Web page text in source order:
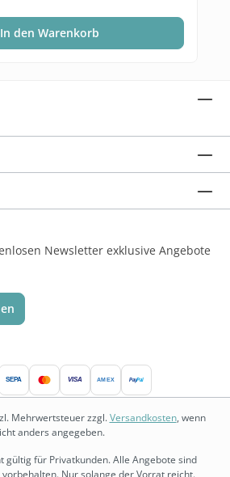
In den Warenkorb
Newsletter exklusive Angebote
SEPA VISA AMEX PayPal
Mehrwertsteuer zzgl.Versandkosten, wenn
anders angegeben.
gültig für Privatkunden. Alle Angebote sind
Nur solange der Vorrat reicht.